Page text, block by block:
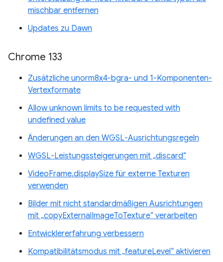
mischbar entfernen
Updates zu Dawn
Chrome 133
Zusätzliche unorm8x4-bgra- und 1-Komponenten-
Vertexformate
Allow unknown limits to be requested with
undefined value
Änderungen an den WGSL-Ausrichtungsregeln
WGSL-Leistungssteigerungen mit „discard“
VideoFrame.displaySize für externe Texturen
verwenden
Bilder mit nicht standardmäßigen Ausrichtungen
mit „copyExternalImageToTexture“ verarbeiten
Entwicklererfahrung verbessern
Kompatibilitätsmodus mit „featureLevel“ aktivieren